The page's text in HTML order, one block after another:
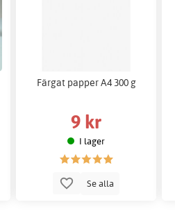
Färgat papper A4 300 g
9 kr
I lager
Se alla